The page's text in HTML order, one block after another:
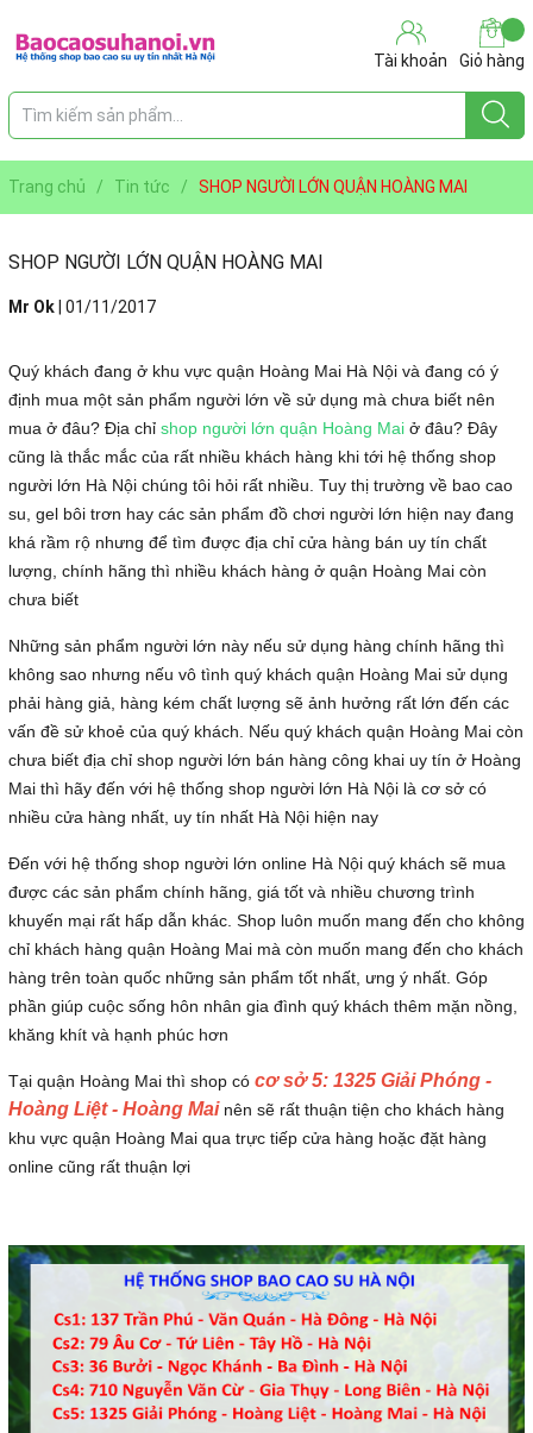
Tài khoản Giỏ hàng
Trang chủ / Tin tức / SHOP NGƯỜI LỚN QUẬN HOÀNG MAI
SHOP NGƯỜI LỚN QUẬN HOÀNG MAI
Mr Ok 01/11/2017
Quý khách đang ở khu vực quận Hoàng Mai Hà Nội và đang có ý
định mua một sản phẩm người lớn về sử dụng mà chưa biết nên
mua ở đâu? Địa chỉ shop người lớn quận Hoàng Mai ở đâu? Đây
cũng là thắc mắc của rất nhiều khách hàng khi tới hệ thống shop
người lớn Hà Nội chúng tôi hỏi rất nhiều. Tuy thị trường về bao cao
su, gel bôi trơn hay các sản phẩm đồ chơi người lớn hiện nay đang
khá rầm rộ nhưng để tìm được địa chỉ cửa hàng bán uy tín chất
lượng, chính hãng thì nhiều khách hàng ở quận Hoàng Mai còn
chưa biết
Những sản phẩm người lớn này nếu sử dụng hàng chính hãng thì
không sao nhưng nếu vô tình quý khách quận Hoàng Mai sử dụng
phải hàng giả, hàng kém chất lượng sẽ ảnh hưởng rất lớn đến các
vấn đề sử khoẻ của quý khách. Nếu quý khách quận Hoàng Mai còn
chưa biết địa chỉ shop người lớn bán hàng công khai uy tín ở Hoàng
Mai thì hãy đến với hệ thống shop người lớn Hà Nội là cơ sở có
nhiều cửa hàng nhất, uy tín nhất Hà Nội hiện nay
Đến với hệ thống shop người lớn online Hà Nội quý khách sẽ mua
được các sản phẩm chính hãng, giá tốt và nhiều chương trình
khuyến mại rất hấp dẫn khác. Shop luôn muốn mang đến cho không
chỉ khách hàng quận Hoàng Mai mà còn muốn mang đến cho khách
hàng trên toàn quốc những sản phẩm tốt nhất, ưng ý nhất. Góp
phần giúp cuộc sống hôn nhân gia đình quý khách thêm mặn nồng,
khăng khít và hạnh phúc hơn
Tại quận Hoàng Mai thì shop có cơsở 5: 1325 Giải Phóng -
Hoàng Liệt - Hoàng Mainên sẽ rất thuận tiện cho khách hàng
khu vực quận Hoàng Mai qua trực tiếp cửa hàng hoặc đặt hàng
online cũng rất thuận lợi